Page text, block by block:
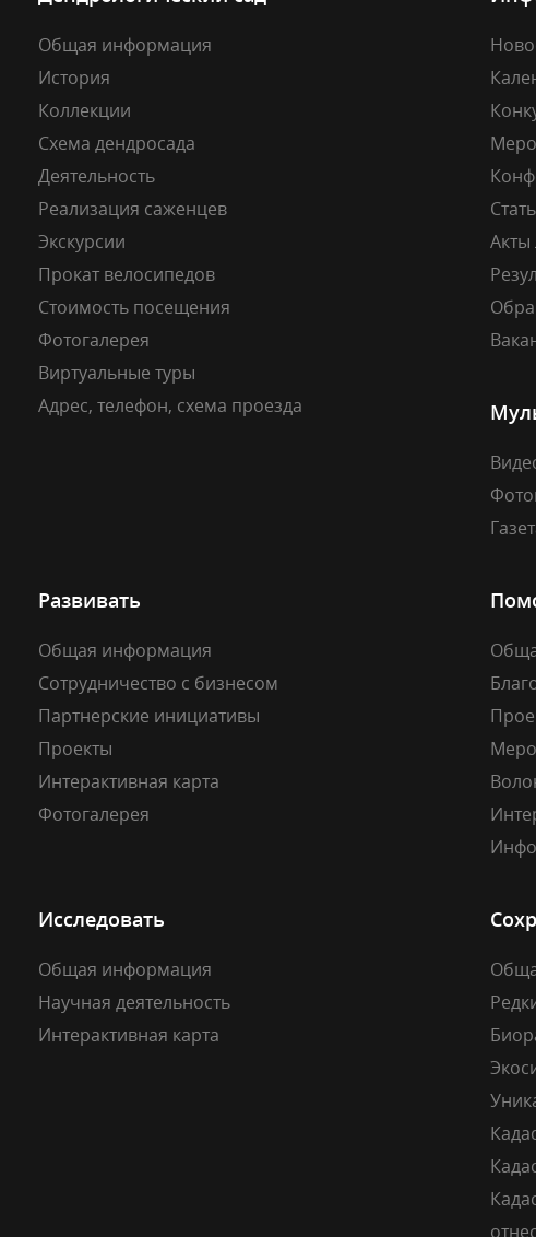
Общая информация
История
Коллекции
Схема дендросада
Деятельность
Реализация саженцев
Экскурсии
Прокат велосипедов
Стоимость посещения
Фотогалерея
Виртуальные туры
Адрес, телефон, схема проезда
Развивать
Общая информация
Сотрудничество с бизнесом
Партнерские инициативы
Проекты
Интерактивная карта
Фотогалерея
Исследовать
Общая информация
Научная деятельность
Интерактивная карта